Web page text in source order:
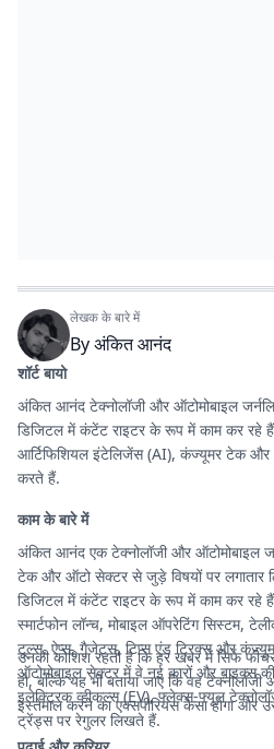
लेखक के बारे में
Byअंकित आनंद
शॉर्ट बायो
अंकित आनंद टेक्नोलॉजी और ऑटोमोबाइल
डिजिटल में कंटेंट राइटर के रूप में काम कर रहे हैं.
आर्टिफिशियल इंटेलिजेंस (AI), कंज्यूमर टेक और
करते हैं.
काम के बारे में
अंकित आनंद एक टेक्नोलॉजी और ऑटोमोबाइल
टेक और ऑटो सेक्टर से जुड़े विषयों पर लगातार
डिजिटल में कंटेंट राइटर के रूप में काम कर रहे
स्मार्टफोन लॉन्च, मोबाइल ऑपरेटिंग सिस्टम,
टूल्स, ऐप्स, गैजेट्स, टिप्स एंड ट्रिक्स और
ऑटोमोबाइल सेक्टर में वे नई कारों और बाइक्स
इलेक्ट्रिक व्हीकल्स (EV), फ्लेक्स-फ्यूल
ट्रेंड्स पर रेगुलर लिखते हैं.
उनकी कोशिश रहती है कि हर खबर में सिर्फ
हो, बल्कि यह भी बताया जाए कि वह
इस्तेमाल करने का एक्सपीरियंस कैसा होगा और